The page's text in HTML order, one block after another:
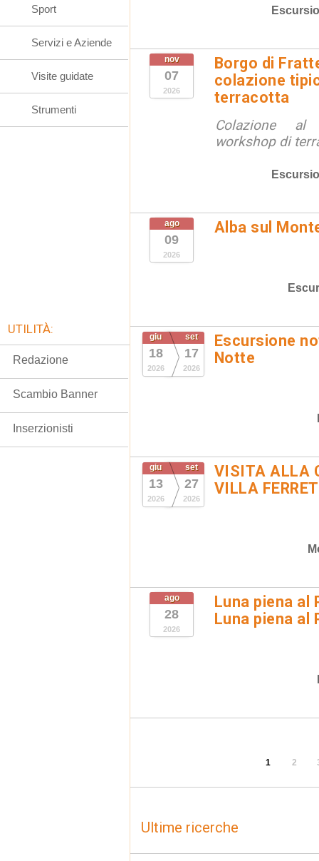
nov
07
2026
Borgo di
colazione
terracotta
Colazione al
workshop di
ago
09
2026
Alba sul
giu
18
2026
set
17
2026
Escursione
Notte
giu
13
2026
set
27
2026
VISITA ALLA
VILLA
ago
28
2026
Luna piena al
Luna piena al
1 2
Ultime ricerche
Sport
Servizi e Aziende
Visite guidate
Strumenti
UTILITÀ:
Redazione
Scambio Banner
Inserzionisti